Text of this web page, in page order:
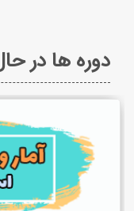
دوره ها در